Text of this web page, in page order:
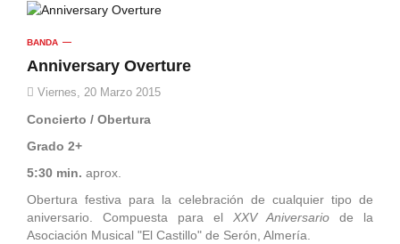
BANDA
Anniversary Overture
Viernes, 20 Marzo 2015
Concierto / Obertura
Grado 2+
5:30 min. aprox.
Obertura festiva para la celebración de cualquier tipo de
aniversario. Compuesta para el XXV Aniversario de la
Asociación Musical "El Castillo" de Serón, Almería.